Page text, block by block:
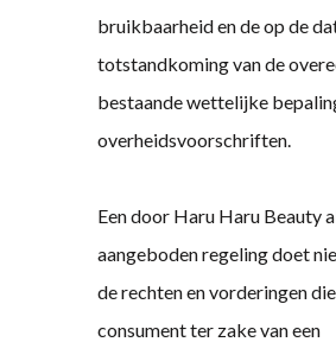
bruikbaarheid en de op de
totstandkoming van de
bestaande wettelijke
overheidsvoorschriften.
Een door Haru Haru Beauty
aangeboden regeling doet
de rechten en vorderingen
consument ter zake van een